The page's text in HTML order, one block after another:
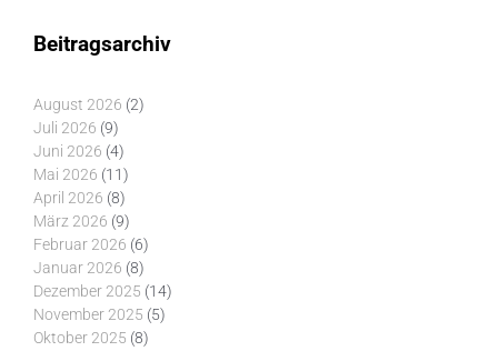
Beitragsarchiv
August 2026 (2)
Juli 2026 (9)
Juni 2026 (4)
Mai 2026 (11)
April 2026 (8)
März 2026 (9)
Februar 2026 (6)
Januar 2026 (8)
Dezember 2025 (14)
November 2025 (5)
Oktober 2025 (8)